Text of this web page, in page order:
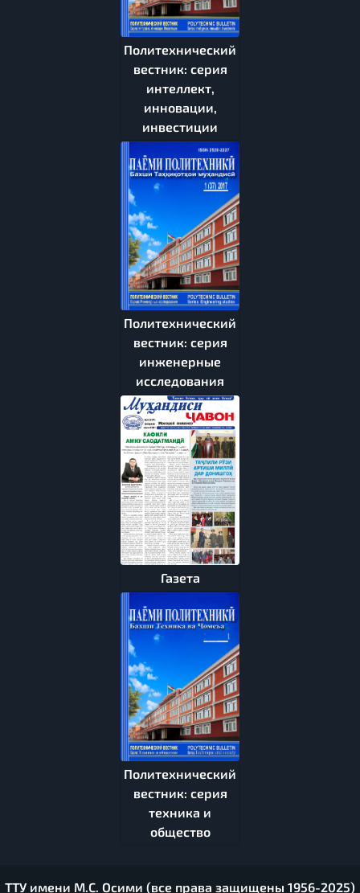
Политехнический
вестник: серия
интеллект,
инновации,
инвестиции
Политехнический
вестник: серия
инженерные
исследования
Газета
Политехнический
вестник: серия
техника и
общество
ТТУ имени М.С. Осими (все права защищены 1956-2025)